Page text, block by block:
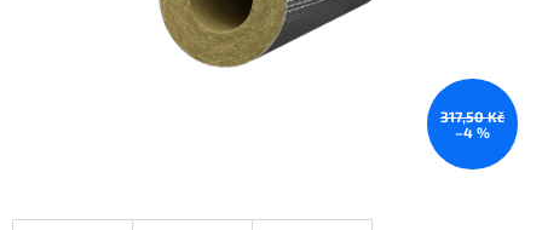
317,50 Kč
–4 %